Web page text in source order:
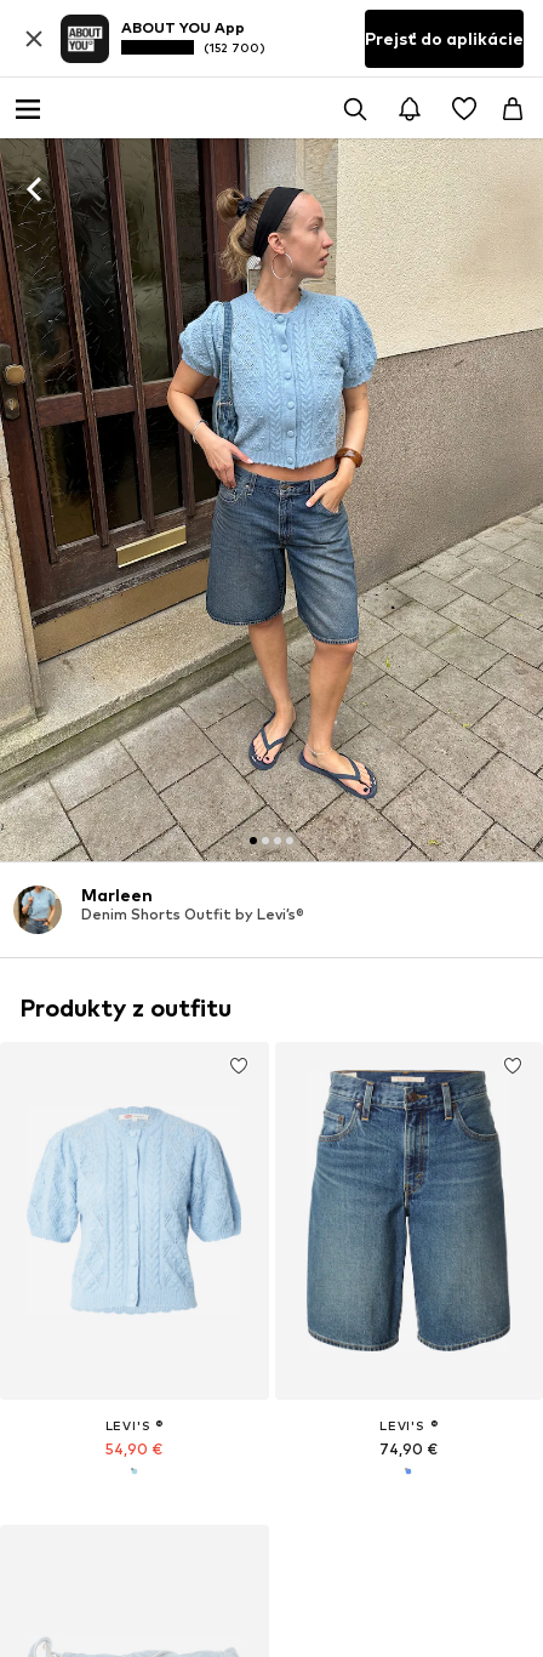
ABOUT YOU App
(152 700) Prejsť do aplikácie
Marleen
Denim Shorts Outfit by Levi’s®
Produkty z outfitu
LEVI'S ®
54,90 €
LEVI'S ®
74,90 €